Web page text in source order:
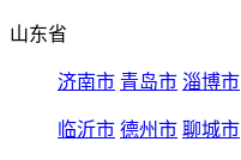
山东省
济南市 青岛市 淄博市
临沂市 德州市 聊城市